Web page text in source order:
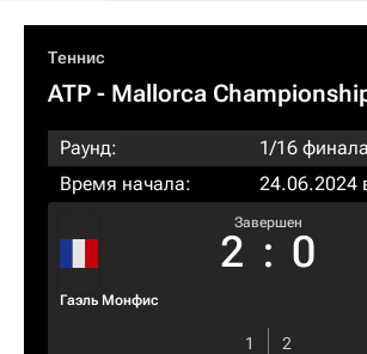
Теннис
ATP - Mallorca
Раунд:
1/16 финала
Время начала:
24.06.2024
Гаэль Монфис
Завершен
2 : 0
1
2